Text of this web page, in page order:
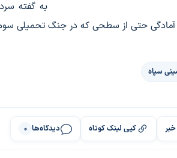
به گفته
آمادگی حتی از سطحی که در جنگ تحمیلی
سپاه
کپی لینک کوتاه دیدگاه‌ها 0